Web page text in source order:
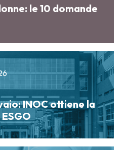
le 10 domande
INOC ottiene la